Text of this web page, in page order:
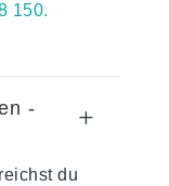
150.
-
L
du